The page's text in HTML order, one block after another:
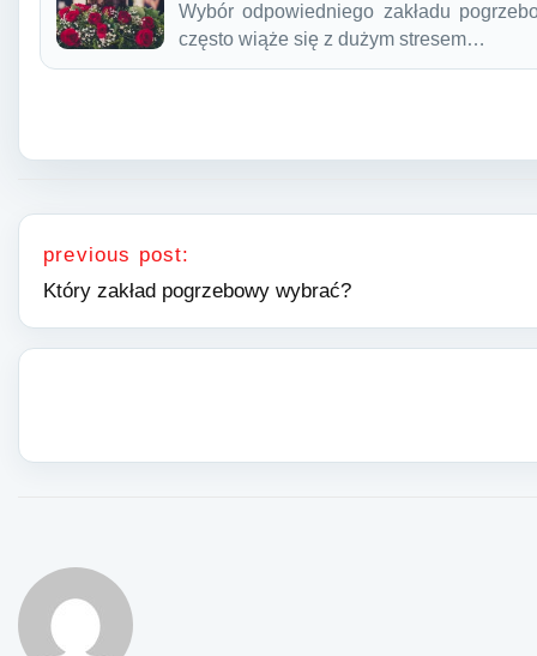
Wybór odpowiedniego zakładu
często wiąże się z dużym stresem…
Nawigacja wpisu
previous post:
Który zakład pogrzebowy wybrać?